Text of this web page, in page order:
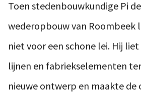
Toen stedenbouwkundige Pi
wederopbouw van Roombeek
niet voor een schone lei. Hij
lijnen en fabriekselementen
nieuwe ontwerp en maakte de